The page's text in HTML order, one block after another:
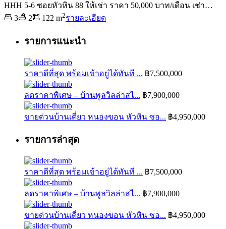
HHH 5-6 ซอยหัวหิน 88 ให้เช่า ราคา 50,000 บาท/เดือน เช่า…
3
2 122 m2รายละเอียด
รายการแนะนำ
ราคาดีที่สุด พร้อมเข้าอยู่ได้ทันที ... ฿7,500,000
ลดราคาพิเศษ – บ้านพูลวิลล่าสไ... ฿7,900,000
ขายด่วนบ้านเดี่ยว หนองขอน หัวหิน ซอ... ฿4,950,000
รายการล่าสุด
ราคาดีที่สุด พร้อมเข้าอยู่ได้ทันที ... ฿7,500,000
ลดราคาพิเศษ – บ้านพูลวิลล่าสไ... ฿7,900,000
ขายด่วนบ้านเดี่ยว หนองขอน หัวหิน ซอ... ฿4,950,000